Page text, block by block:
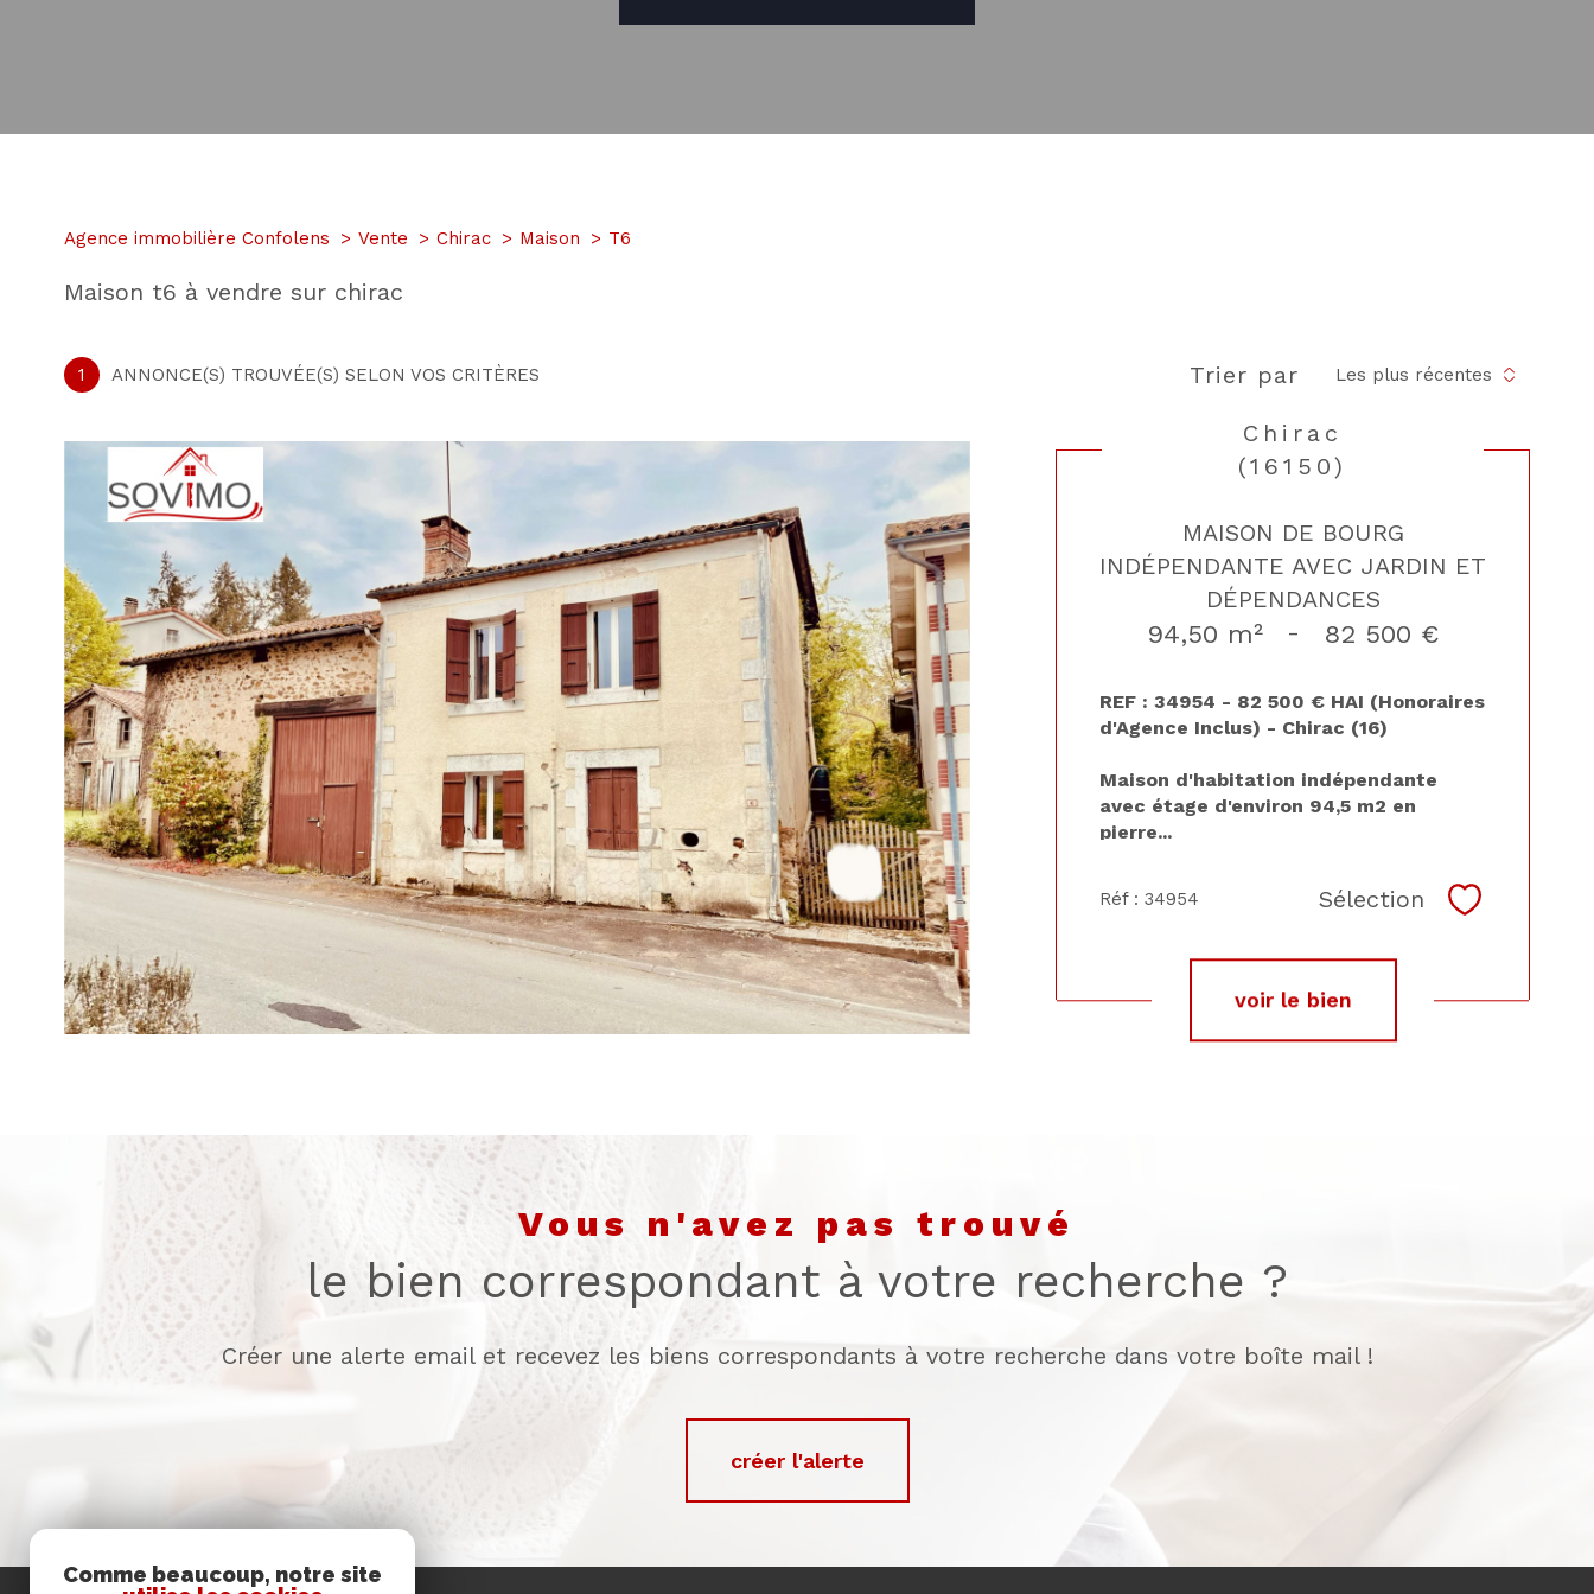
Agence immobilière Confolens Vente Chirac Maison T6
maison t6 à vendre sur chirac
1 ANNONCE(S) TROUVÉE(S) SELON VOS CRITÈRES Trier par Les plus récentes
Chirac
(16150)
MAISON DE BOURG
INDÉPENDANTE AVEC JARDIN ET
DÉPENDANCES
94,50 m² - 82 500 €
REF : 34954 - 82 500 € HAI (Honoraires
d'Agence Inclus) - Chirac (16)
Maison d'habitation indépendante
avec étage d'environ 94,5 m2 en
pierre...
Réf : 34954 Sélection Sélectionner
voir le bien
vous n'avez pas trouvé
le bien correspondant à votre recherche ?
Créer une alerte email et recevez les biens correspondants à votre recherche dans votre boîte mail !
créer l'alerte
Comme beaucoup, notre site